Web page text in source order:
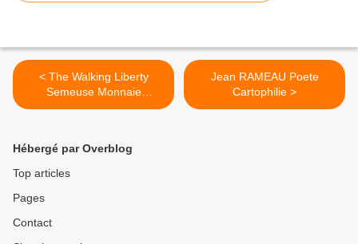
< The Walking Liberty
Semeuse Monnaie
Numismatie
Jean RAMEAU Poete
Cartophilie >
Hébergé par Overblog
Top articles
Pages
Contact